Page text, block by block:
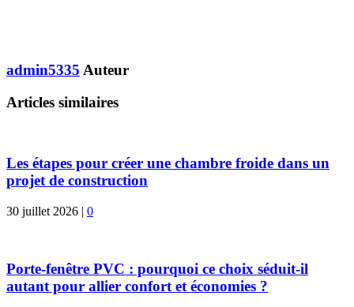
admin5335 Auteur
Articles similaires
Les étapes pour créer une chambre froide dans un
projet de construction
30 juillet 2026 | 0
Porte-fenêtre PVC : pourquoi ce choix séduit-il
autant pour allier confort et économies ?